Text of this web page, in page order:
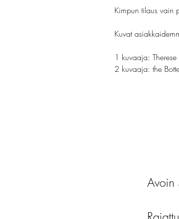
Kimpun tilaus vain
Kuvat
1 kuvaaja:
2 kuvaaja: the
Avoin